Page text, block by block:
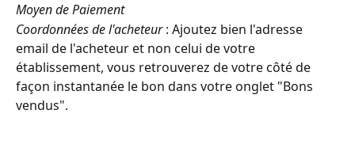
Moyen de Paiement
Coordonnées de l'acheteur : Ajoutez bien l'adresse
email de l'acheteur et non celui de votre
établissement, vous retrouverez de votre côté de
façon instantanée le bon dans votre onglet "Bons
vendus".